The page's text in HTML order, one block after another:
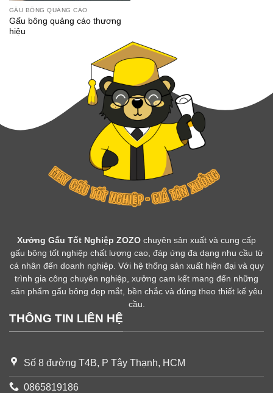
GẤU BÔNG QUẢNG CÁO
Gấu bông quảng cáo thương
hiệu
Xưởng Gấu Tốt Nghiệp ZOZO chuyên sản xuất và cung cấp
gấu bông tốt nghiệp chất lượng cao, đáp ứng đa dạng nhu cầu từ
cá nhân đến doanh nghiệp. Với hệ thống sản xuất hiện đại và quy
trình gia công chuyên nghiệp, xưởng cam kết mang đến những
sản phẩm gấu bông đẹp mắt, bền chắc và đúng theo thiết kế yêu
cầu.
THÔNG TIN LIÊN HỆ
Số 8 đường T4B, P Tây Thạnh, HCM
0865819186